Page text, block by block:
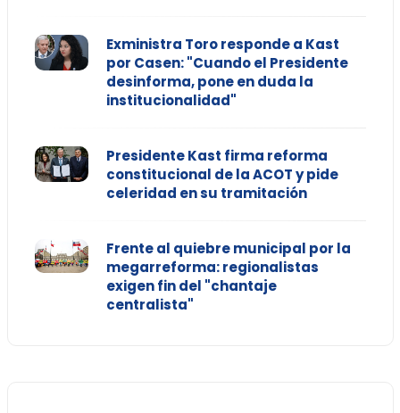
Exministra Toro responde a Kast
por Casen: "Cuando el Presidente
desinforma, pone en duda la
institucionalidad"
Presidente Kast firma reforma
constitucional de la ACOT y pide
celeridad en su tramitación
Frente al quiebre municipal por la
megarreforma: regionalistas
exigen fin del "chantaje
centralista"